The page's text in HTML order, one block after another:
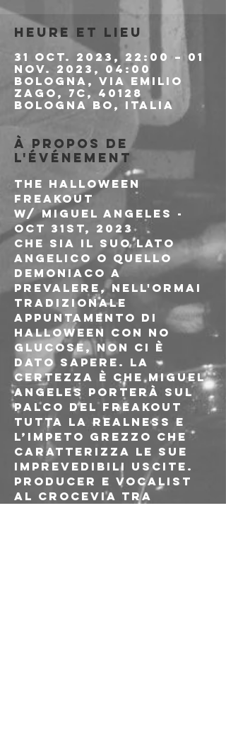
Heure et lieu
31 oct. 2023, 22:00 – 01
nov. 2023, 04:00
Bologna, Via Emilio
Zago, 7c, 40128
Bologna BO, Italia
À propos de
l'événement
The Halloween
Freakout
w/ Miguel Angeles -
Oct 31st, 2023
Che sia il suo lato
angelico o quello
demoniaco a
prevalere, nell'ormai
tradizionale
appuntamento di
Halloween con No
Glucose, non ci è
dato sapere. La
certezza è che Miguel
Angeles porterà sul
palco del Freakout
tutta la REALness e
l’impeto grezzo che
caratterizza le sue
imprevedibili uscite.
Producer e vocalist
al crocevia tra